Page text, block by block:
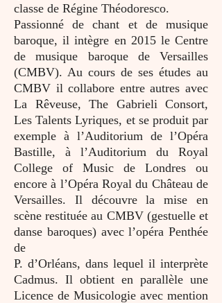
classe de Régine Théodoresco.
Passionné de chant et de musique
baroque, il intègre en 2015 le Centre
de musique baroque de Versailles
(CMBV). Au cours de ses études au
CMBV il collabore entre autres avec
La Rêveuse, The Gabrieli Consort,
Les Talents Lyriques, et se produit par
exemple à l’Auditorium de l’Opéra
Bastille, à l’Auditorium du Royal
College of Music de Londres ou
encore à l’Opéra Royal du Château de
Versailles. Il découvre la mise en
scène restituée au CMBV (gestuelle et
danse baroques) avec l’opéra Penthée
de
P. d’Orléans, dans lequel il interprète
Cadmus. Il obtient en parallèle une
Licence de Musicologie avec mention